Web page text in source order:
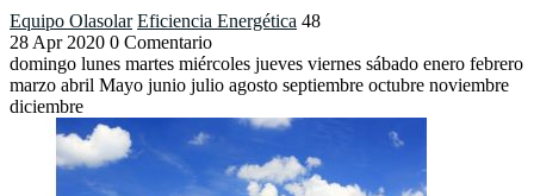
Equipo Olasolar Eficiencia Energética 48
28 Apr 2020 0 Comentario
domingo lunes martes miércoles jueves viernes sábado enero febrero
marzo abril Mayo junio julio agosto septiembre octubre noviembre
diciembre